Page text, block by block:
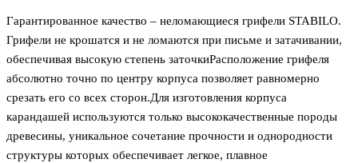
Гарантированное качество – неломающиеся грифели STABILO.
Грифели не крошатся и не ломаются при письме и затачивании,
обеспечивая высокую степень заточкиРасположение грифеля
абсолютно точно по центру корпуса позволяет равномерно
срезать его со всех сторон.Для изготовления корпуса
карандашей используются только высококачественные породы
древесины, уникальное сочетание прочности и однородности
структуры которых обеспечивает легкое, плавное